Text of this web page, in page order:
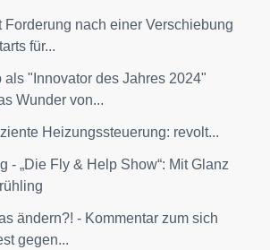
Forderung nach einer Verschiebung
für...
als "Innovator des Jahres 2024"
Wunder von...
Heizungssteuerung: revolt...
- „Die Fly & Help Show“: Mit Glanz
ändern?! - Kommentar zum sich
gegen...